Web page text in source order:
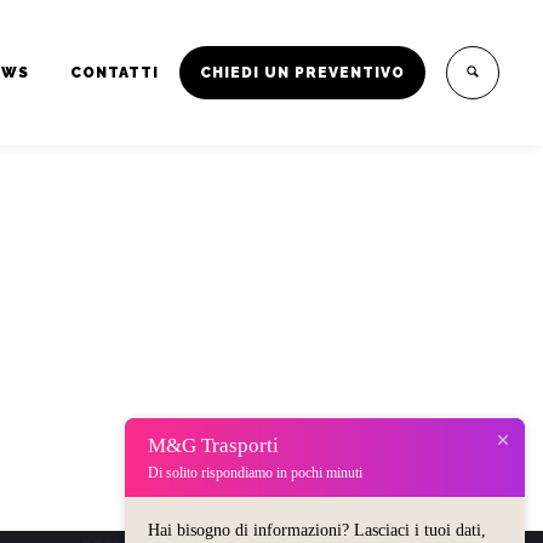
CONTATTI CHIEDI UN PREVENTIVO
M&G Trasporti
Di solito rispondiamo in pochi minuti
Hai bisogno di informazioni? Lasciaci i tuoi dati,